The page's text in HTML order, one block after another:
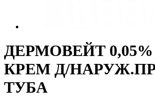
ДЕРМОВЕЙТ 0,05%
КРЕМ Д/
ТУБА